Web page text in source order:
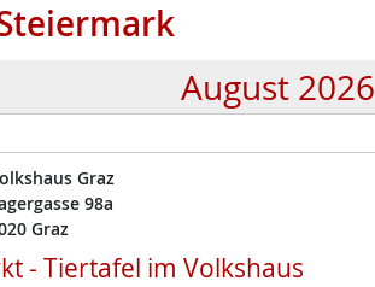
August 2026
Graz
98a
Graz
- Tiertafel im Volkshaus